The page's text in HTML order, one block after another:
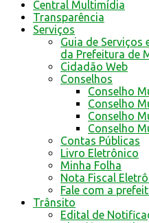
Central Multimídia
Transparência
Serviços
Guia de Serviços
da Prefeitura de
Cidadão Web
Conselhos
Conselho
Conselho
Conselho
Conselho
Contas Públicas
Livro Eletrônico
Minha Folha
Nota Fiscal
Fale com a
Trânsito
Edital de